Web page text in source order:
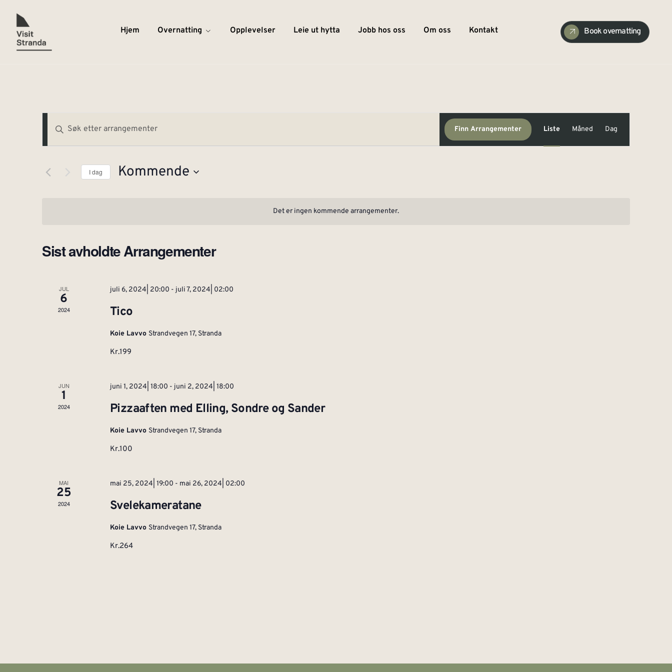
Hjem Overnatting Opplevelser Leie ut hytta Jobb hos oss Om oss Kontakt Book overnatting
Det er ingen kommende arrangementer.
Search
Views
Navigation
inn
Søk
Finn Arrangementer Liste Måned Dag
I dag Kommende
Sist avholdte Arrangementer
JUL
6
2024
juli 6, 2024| 20:00 - juli 7, 2024| 02:00
Tico
Koie Lavvo Strandvegen 17, Stranda
Kr.199
JUN
1
2024
juni 1, 2024| 18:00 - juni 2, 2024| 18:00
Pizzaaften med Elling, Sondre og Sander
Koie Lavvo Strandvegen 17, Stranda
Kr.100
MAI
25
2024
mai 25, 2024| 19:00 - mai 26, 2024| 02:00
Svelekameratane
Koie Lavvo Strandvegen 17, Stranda
Kr.264